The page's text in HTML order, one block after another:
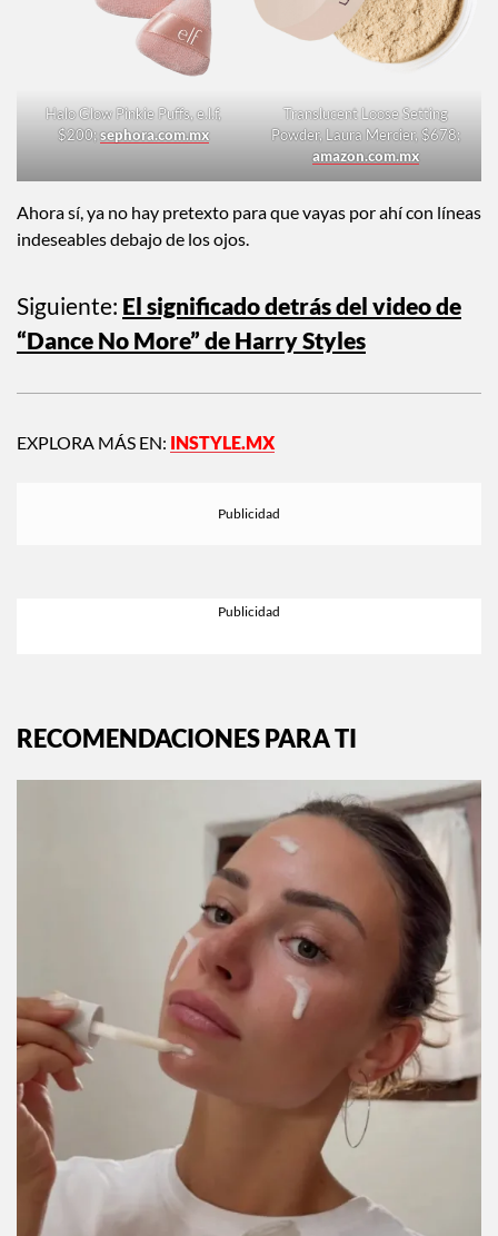
Halo Glow Pinkie Puffs, e.l.f,
$200;sephora.com.mx
Translucent Loose Setting
Powder, Laura Mercier, $678;
amazon.com.mx
Ahora sí, ya no hay pretexto para que vayas por ahí con líneas
indeseables debajo de los ojos.
Siguiente: El significado detrás del video de
“Dance No More” de Harry Styles
EXPLORA MÁS EN: INSTYLE.MX
RECOMENDACIONES PARA TI